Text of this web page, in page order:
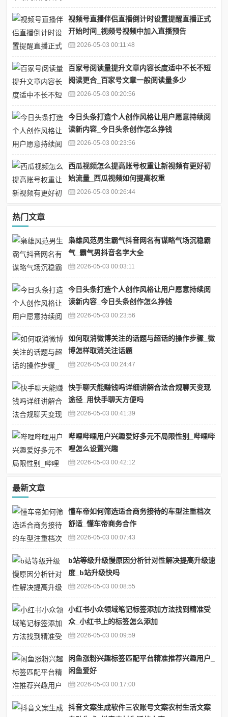
视频号直播伴侣直播倒计时设置提醒直播正式
开始时间_视频号视频中加入直播预告
2026-05-03 00:11:48
百家号阅读量提升文章内容长度适中不长不短
阅读更合_百家号文章一般阅读量多少
2026-05-03 00:20:56
今日头条打造个人创作风格让用户愿意持续阅
读新内容_今日头条创作怎么挣钱
2026-05-03 00:23:56
西瓜视频怎么提高账号权重让新视频有更好初
始流量_西瓜视频如何提高权重
2026-05-03 00:26:44
热门文章
枭雄风范男生霸气抖音网名有谋略气场沉稳霸
气_霸气男抖音名字大全
2026-05-03 00:03:11
今日头条打造个人创作风格让用户愿意持续阅
读新内容_今日头条创作怎么挣钱
2026-05-03 00:23:56
如何取消微博关注的话题与超话的操作步骤_微
博怎样取消关注话题
2026-05-03 00:24:47
快手聊天能赚钱吗详细讲解合法合规聊天变现
途径_用快手聊天方便吗
2026-05-03 00:41:39
哔哩哔哩用户兴趣爱好多元不局限性别_哔哩哔
哩怎么设置兴趣
2026-05-03 00:42:12
最新文章
懂车帝如何筛选适合商务接待的车型注重档次
舒适_懂车帝商务合作
2026-05-03 00:07:43
b站等级升级慢原因分析针对性解决提高升级速
度_b站升级快吗
2026-05-03 00:08:55
小红书小众领域笔记标签添加方法找到精准受
众_小红书上的标签怎么添加
2026-05-03 00:09:59
闲鱼涨粉兴趣标签匹配平台精准推荐兴趣用户_
闲鱼爱好
2026-05-03 00:17:00
抖音文案生成软件三农账号文案农村生活文案